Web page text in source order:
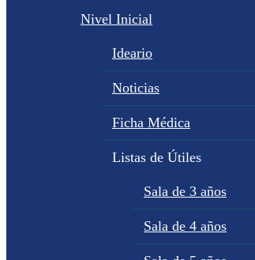
Nivel Inicial
Ideario
Noticias
Ficha Médica
Listas de Útiles
Sala de 3 años
Sala de 4 años